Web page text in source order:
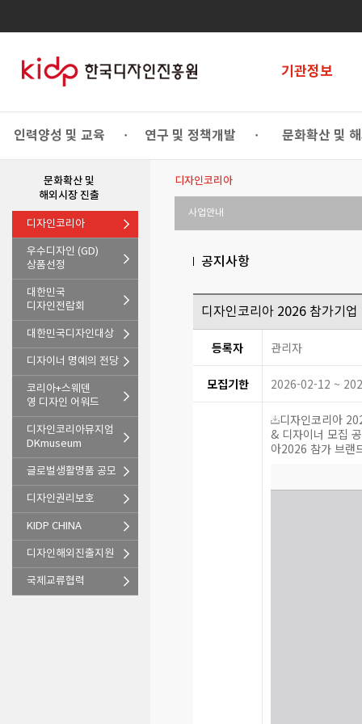
기관정보
인력양성 및 교육 • 연구 및 정책개발 • 문화확산 및
문화확산 및
해외시장 진출
디자인코리아
우수디자인 (GD)
상품선정
대한민국
디자인전람회
대한민국디자인대상
디자이너 명예의 전당
코리아+스웨덴
영 디자인 어워드
디자인코리아뮤지엄
DKmuseum
글로벌생활명품 공모
디자인권리보호
KIDP CHINA
디자인해외진출지원
국제교류협력
디자인코리아
사업안내
공지사항
디자인코리아 2026 참가기
등록자 관리자
모집기한 2026-02-12 ~
디자인코리아
& 디자이너 모집
아2026 참가 브랜